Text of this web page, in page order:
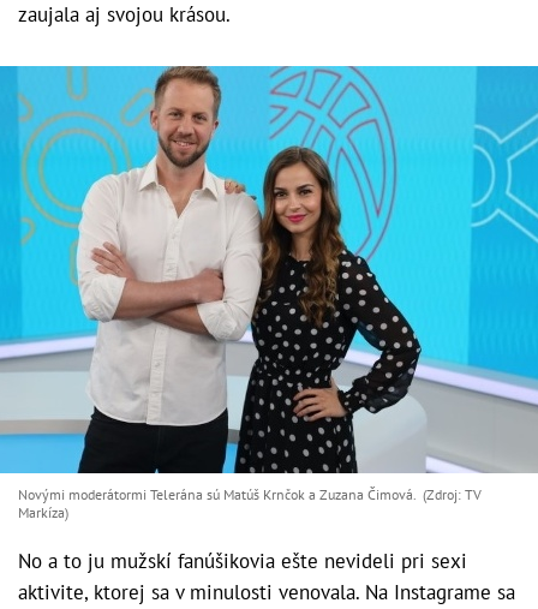
zaujala aj svojou krásou.
Novými moderátormi Telerána sú Matúš Krnčok a Zuzana Čimová. (Zdroj: TV
Markíza)
No a to ju mužskí fanúšikovia ešte nevideli pri sexi
aktivite, ktorej sa v minulosti venovala. Na Instagrame sa